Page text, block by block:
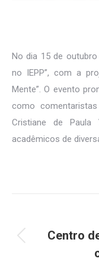
No dia 15 de
no IEPP”, com a
Mente”. O evento
como
Cristiane de Paula
acadêmicos de
de
Centro